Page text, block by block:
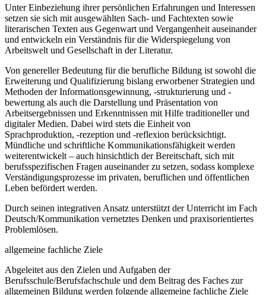
Unter Einbeziehung ihrer persönlichen Erfahrungen und Interessen
setzen sie sich mit ausgewählten Sach- und Fachtexten sowie
literarischen Texten aus Gegenwart und Vergangenheit auseinander
und entwickeln ein Verständnis für die Widerspiegelung von
Arbeitswelt und Gesellschaft in der Literatur.
Von genereller Bedeutung für die berufliche Bildung ist sowohl die
Erweiterung und Qualifizierung bislang erworbener Strategien und
Methoden der Informationsgewinnung, -strukturierung und -
bewertung als auch die Darstellung und Präsentation von
Arbeitsergebnissen und Erkenntnissen mit Hilfe traditioneller und
digitaler Medien. Dabei wird stets die Einheit von
Sprachproduktion, -rezeption und -reflexion berücksichtigt.
Mündliche und schriftliche Kommunikationsfähigkeit werden
weiterentwickelt – auch hinsichtlich der Bereitschaft, sich mit
berufsspezifischen Fragen auseinander zu setzen, sodass komplexe
Verständigungsprozesse im privaten, beruflichen und öffentlichen
Leben befördert werden.
Durch seinen integrativen Ansatz unterstützt der Unterricht im Fach
Deutsch/Kommunikation vernetztes Denken und praxisorientiertes
Problemlösen.
allgemeine fachliche Ziele
Abgeleitet aus den Zielen und Aufgaben der
Berufsschule/Berufsfachschule und dem Beitrag des Faches zur
allgemeinen Bildung werden folgende allgemeine fachliche Ziele